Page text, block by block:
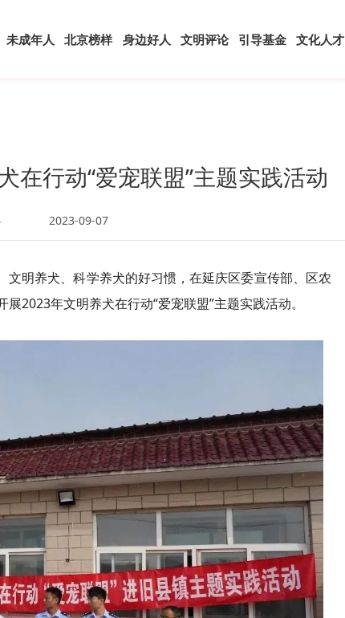
未成年人 北京榜样 身边好人 文明评论 引导基金 文化人才
在行动“爱宠联盟”主题实践活动
2023-09-07
明养犬、科学养犬的好习惯，在延庆区委宣传部、区农
2023年文明养犬在行动“爱宠联盟”主题实践活动。